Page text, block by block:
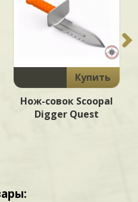
Купить
Нож-совок Scoopal
Digger Quest